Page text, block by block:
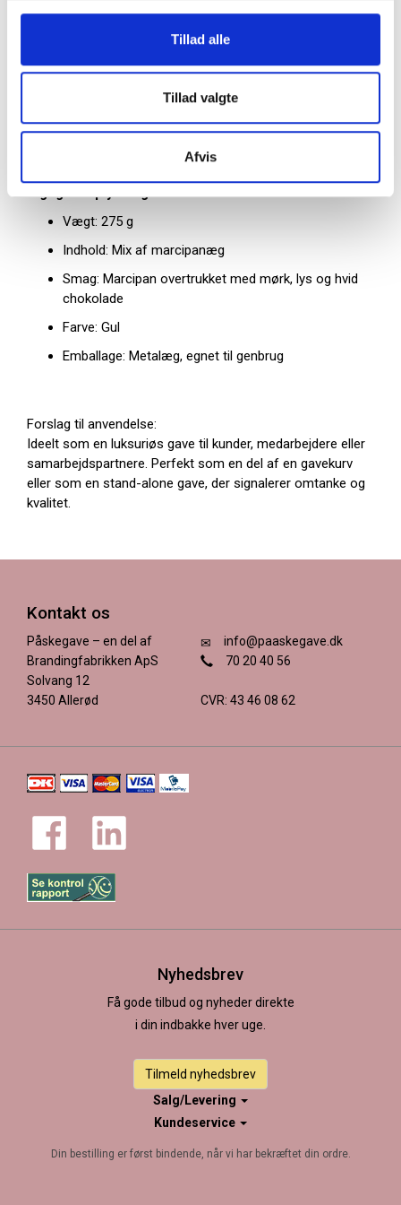
Tillad alle
Tillad valgte
Afvis
dekorativ æske. Det forlænger gavens levetid og gør den til
mere end blot en midlertidig påskehilsen. En oplagt løsning,
klassisk smag.
Vigtigste oplysninger
Vægt: 275 g
Indhold: Mix af marcipanæg
Smag: Marcipan overtrukket med mørk, lys og hvid
chokolade
Farve: Gul
Emballage: Metalæg, egnet til genbrug
Forslag til anvendelse:
Ideelt som en luksuriøs gave til kunder, medarbejdere eller
samarbejdspartnere. Perfekt som en del af en gavekurv
eller som en stand-alone gave, der signalerer omtanke og
kvalitet.
Kontakt os
Påskegave – en del af
Brandingfabrikken ApS
Solvang 12
3450 Allerød
info@paaskegave.dk
70 20 40 56
CVR: 43 46 08 62
Nyhedsbrev
Få gode tilbud og nyheder direkte
i din indbakke hver uge.
Tilmeld nyhedsbrev
Salg/Levering
Kundeservice
Din bestilling er først bindende, når vi har bekræftet din ordre.